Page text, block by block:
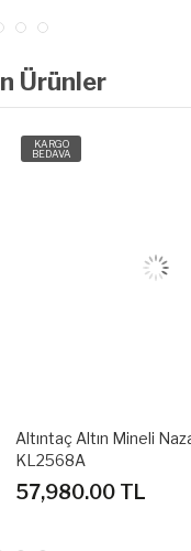
Ürünler
KARGO
BEDAVA
Altıntaç Altın Mineli
KL2568A
57,980.00 TL